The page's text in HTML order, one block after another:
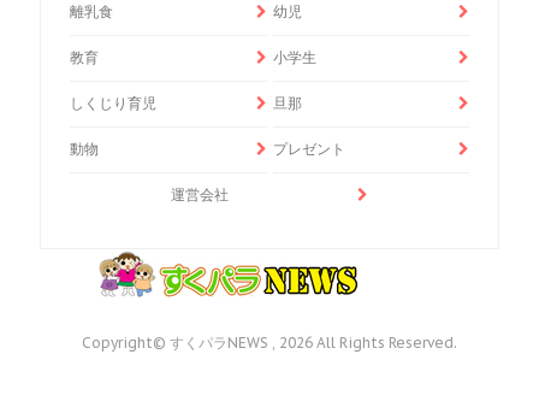
離乳食 幼児
教育 小学生
しくじり育児 旦那
動物 プレゼント
運営会社
Copyright© すくパラNEWS , 2026 All Rights Reserved.